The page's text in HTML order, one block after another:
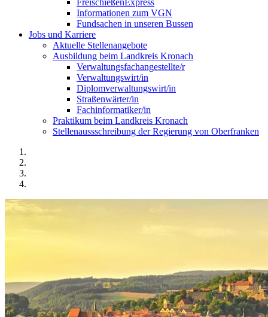
FreischießenExpress
Informationen zum VGN
Fundsachen in unseren Bussen
Jobs und Karriere
Aktuelle Stellenangebote
Ausbildung beim Landkreis Kronach
Verwaltungsfachangestellte/r
Verwaltungswirt/in
Diplomverwaltungswirt/in
Straßenwärter/in
Fachinformatiker/in
Praktikum beim Landkreis Kronach
Stellenaussschreibung der Regierung von Oberfranken